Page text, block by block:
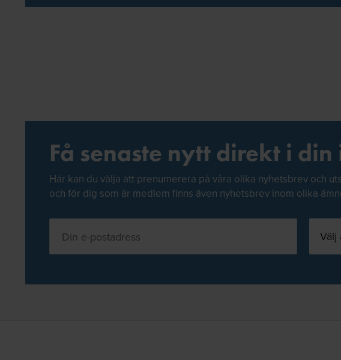
Få senaste nytt direkt i
Här kan du välja att prenumerera på våra olika nyhetsbrev och
och för dig som är medlem finns även nyhetsbrev inom olika
Välj